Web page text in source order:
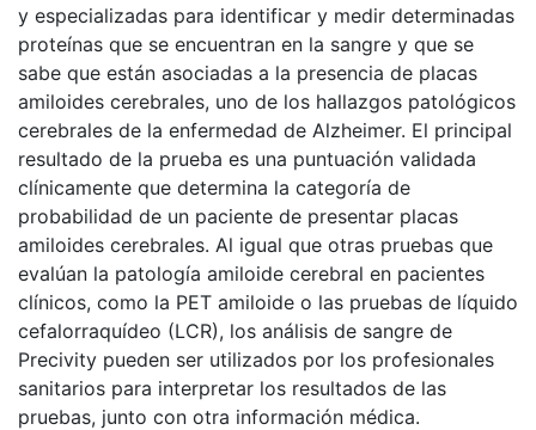
y especializadas para identificar y medir determinadas
proteínas que se encuentran en la sangre y que se
sabe que están asociadas a la presencia de placas
amiloides cerebrales, uno de los hallazgos patológicos
cerebrales de la enfermedad de Alzheimer. El principal
resultado de la prueba es una puntuación validada
clínicamente que determina la categoría de
probabilidad de un paciente de presentar placas
amiloides cerebrales. Al igual que otras pruebas que
evalúan la patología amiloide cerebral en pacientes
clínicos, como la PET amiloide o las pruebas de líquido
cefalorraquídeo (LCR), los análisis de sangre de
Precivity pueden ser utilizados por los profesionales
sanitarios para interpretar los resultados de las
pruebas, junto con otra información médica.